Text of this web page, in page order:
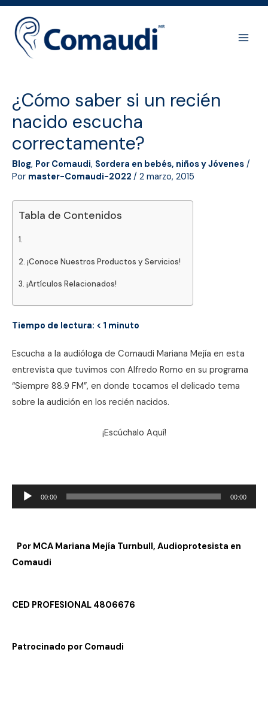
Ir
contenido
¿Cómo saber si un recién
nacido escucha
correctamente?
Blog, Por Comaudi, Sordera en bebés, niños y Jóvenes /
Por master-Comaudi-2022 / 2 marzo, 2015
Tabla de Contenidos
¡Conoce Nuestros Productos y Servicios!
¡Artículos Relacionados!
Tiempo de lectura: < 1 minuto
Escucha a la audióloga de Comaudi Mariana Mejía en esta
entrevista que tuvimos con Alfredo Romo en su programa
“Siempre 88.9 FM”, en donde tocamos el delicado tema
sobre la audición en los recién nacidos.
¡Escúchalo Aquí!
Reproductor
de
00:00 00:00
Por MCA Mariana Mejía Turnbull, Audioprotesista en
Comaudi
CED PROFESIONAL 4806676
Patrocinado por Comaudi